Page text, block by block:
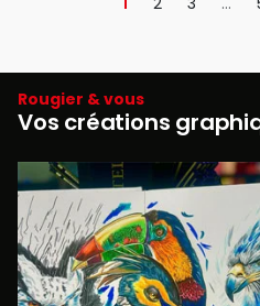
Rougier & vous
Vos créations